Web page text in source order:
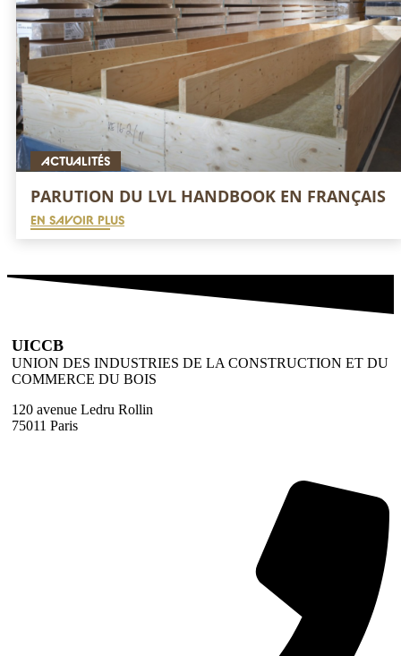
ACTUALITÉS
PARUTION DU LVL HANDBOOK EN FRANÇAIS
EN SAVOIR PLUS
UICCB
UNION DES INDUSTRIES DE LA CONSTRUCTION ET DU
COMMERCE DU BOIS
120 avenue Ledru Rollin
75011 Paris